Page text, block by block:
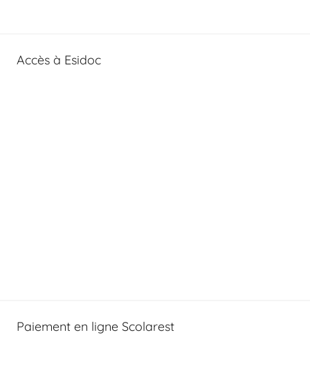
Accès à Esidoc
Paiement en ligne Scolarest